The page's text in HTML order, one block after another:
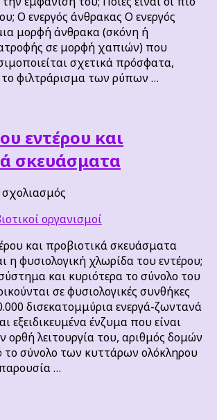
του
Ο ενεργός άνθρακας Ο ενεργός
μορφή άνθρακα (σκόνη ή
σε μορφή χαπιών) που
σχετικά πρόσφατα,
το φιλτράρισμα των ρύπων …
εντέρου και
σκευάσματα
σχολιασμός
του
εντέρου
και
προβιοτικά
σκευάσματα
και προβιοτικά σκευάσματα
η φυσιολογική χλωρίδα του εντέρου;
και κυριότερα το σύνολο του
σε φυσιολογικές συνθήκες
δισεκατομμύρια ενεργά-ζωντανά
εξειδικευμένα ένζυμα που είναι
ορθή λειτουργία του, αριθμός δομών
το σύνολο των κυττάρων ολόκληρου
…